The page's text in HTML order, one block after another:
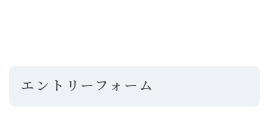
エントリーフォーム